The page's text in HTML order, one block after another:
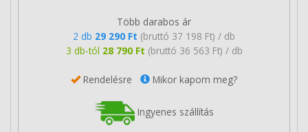
Több darabos ár
2 db 29 290 Ft (bruttó 37 198 Ft) / db
3 db-tól 28 790 Ft (bruttó 36 563 Ft) / db
Rendelésre Mikor kapom meg?
Ingyenes szállítás